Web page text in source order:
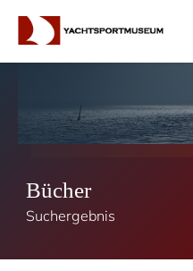
Bücher
Suchergebnis